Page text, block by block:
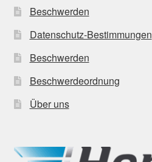
Beschwerden
Datenschutz-Bestimmungen
Beschwerden
Beschwerdeordnung
Über uns